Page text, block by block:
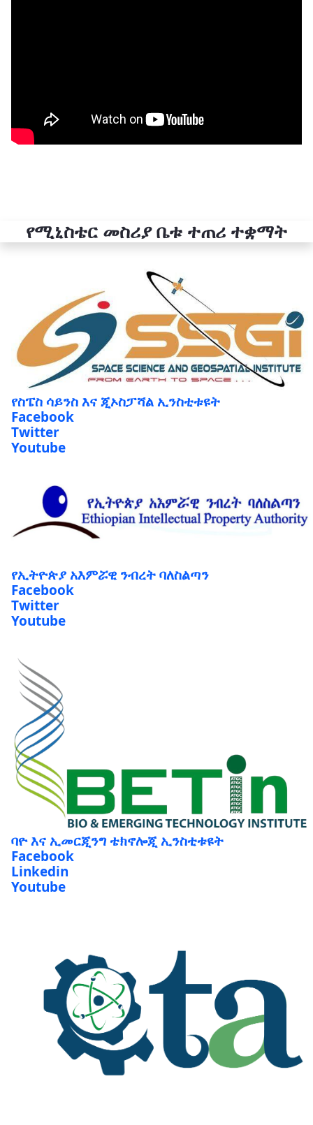
የሚኒስቴር መስሪያ ቤቱ ተጠሪ ተቋማት
የስፔስ ሳይንስ እና ጂኦስፓሻል ኢንስቲቱዩት
Facebook
Twitter
Youtube
የኢትዮጵያ አእምሯዊ ንብረት ባለስልጣን
Facebook
Twitter
Youtube
ባዮ እና ኢመርጂንግ ቴክኖሎጂ ኢንስቲቱዩት
Facebook
Linkedin
Youtube